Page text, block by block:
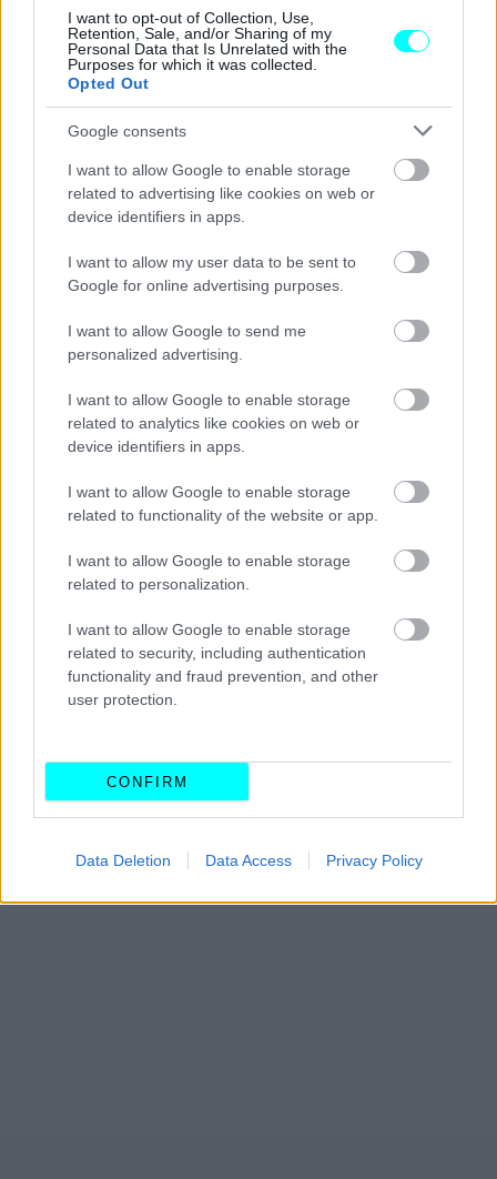
I want to opt-out of Collection, Use,
Retention, Sale, and/or Sharing of my
Personal Data that Is Unrelated with the
Purposes for which it was collected.
Opted Out
Google consents
I want to allow Google to enable storage
related to advertising like cookies on web or
device identifiers in apps.
I want to allow my user data to be sent to
Google for online advertising purposes.
I want to allow Google to send me
personalized advertising.
I want to allow Google to enable storage
related to analytics like cookies on web or
device identifiers in apps.
I want to allow Google to enable storage
related to functionality of the website or app.
I want to allow Google to enable storage
related to personalization.
I want to allow Google to enable storage
related to security, including authentication
functionality and fraud prevention, and other
user protection.
CONFIRM
Data Deletion Data Access Privacy Policy
εγκατάστασης. Πολύ σημαντικός ήταν και ο ρόλος των
συνεργατών του ΕΚΟ Ράλλυ Ακρόπολις, καθώς κλήθηκαν
υπό αντίξοες συνθήκες (κίνηση επί της ΠΑΘΕ) να
τοποθετήσουν τα μπάνερ των χορηγών επί του
αυτοκινητόδρομου, να εφαρμόσουν όλα τα μέτρα
ασφαλείας της διαδρομής, να εγκαταστήσουν -
απεγκαταστήσουν τις κερκίδες των θεατών και τα
Αξίζει να αναφερθεί πως η διεξαγωγή της EKO Super
Special Stage ολοκληρώθηκε τα μεσάνυχτα και η
κυκλοφορία είχε αποκατασταθεί προτού ξημερώσει.
Robert Reid,
μιλώντας σχετικά τόνισε: «Εντυπωσιάστηκα. Ο μόνος
τρόπος να αλλάξουν τα πράγματα στο σπορ είναι να
δοκιμάζουμε νέα πράγματα. Συγχαίρω τους διοργανωτές
για την ιδέα και την προσπάθεια».